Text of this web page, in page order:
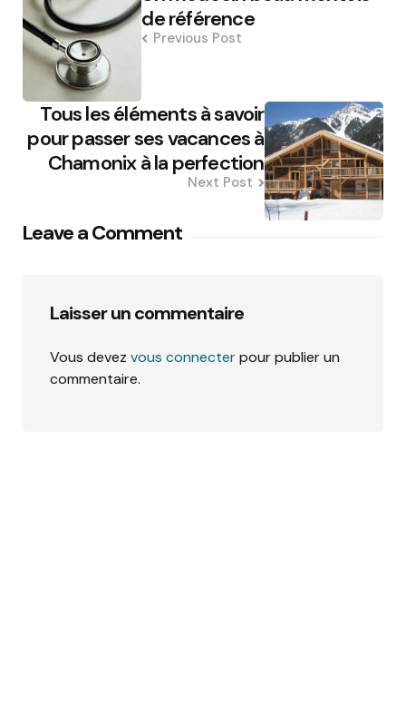
de référence
Previous Post
Tous les éléments à savoir
pour passer ses vacances à
Chamonix à la perfection
Next Post
Leave a Comment
Laisser un commentaire
Vous devez vous connecterpour publier un
commentaire.